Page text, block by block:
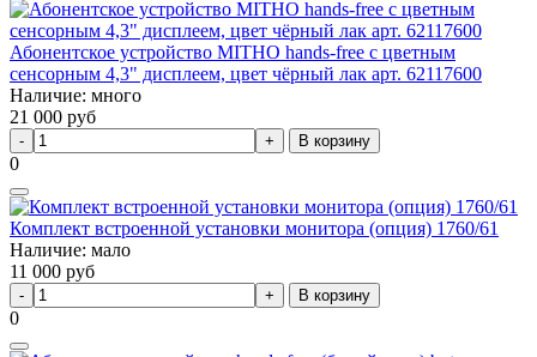
Абонентское устройство MITHO hands-free с цветным
сенсорным 4,3" дисплеем, цвет чёрный лак арт. 62117600
Наличие: много
21 000 руб
В корзину
0
Комплект встроенной установки монитора (опция) 1760/61
Наличие: мало
11 000 руб
В корзину
0